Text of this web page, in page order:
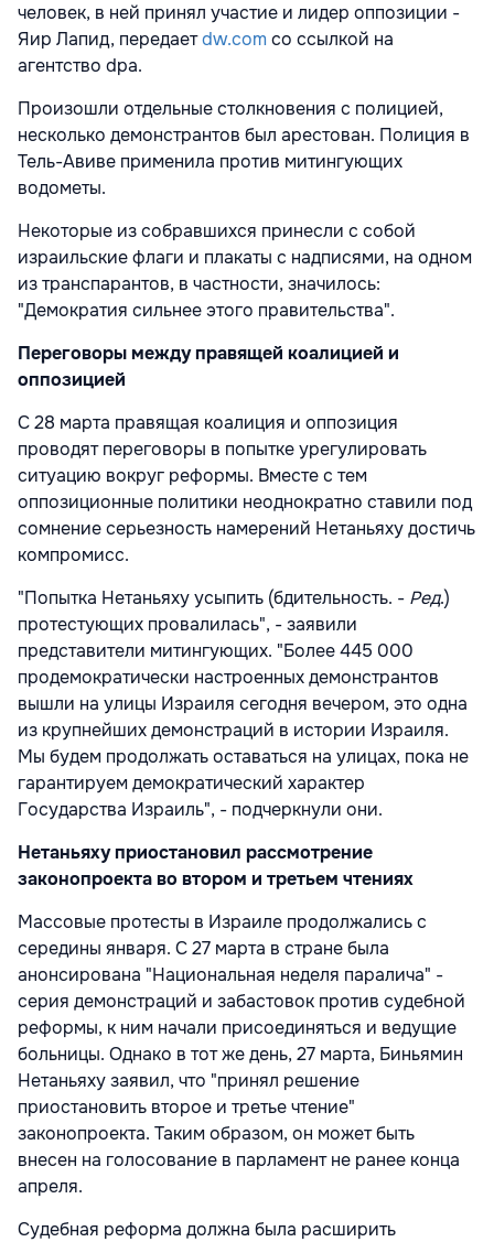
человек, в ней принял участие и лидер оппозиции -
Яир Лапид, передаетdw.com со ссылкой на
агентство dpa.
Произошли отдельные столкновения с полицией,
несколько демонстрантов был арестован. Полиция в
Тель-Авиве применила против митингующих
водометы.
Некоторые из собравшихся принесли с собой
израильские флаги и плакаты с надписями, на одном
из транспарантов, в частности, значилось:
"Демократия сильнее этого правительства".
Переговоры между правящей коалицией и
оппозицией
С 28 марта правящая коалиция и оппозиция
проводят переговоры в попытке урегулировать
ситуацию вокруг реформы. Вместе с тем
оппозиционные политики неоднократно ставили под
сомнение серьезность намерений Нетаньяху достичь
компромисс.
"Попытка Нетаньяху усыпить (бдительность. - Ред.)
протестующих провалилась", - заявили
представители митингующих. "Более 445 000
продемократически настроенных демонстрантов
вышли на улицы Израиля сегодня вечером, это одна
из крупнейших демонстраций в истории Израиля.
Мы будем продолжать оставаться на улицах, пока не
гарантируем демократический характер
Государства Израиль", - подчеркнули они.
Нетаньяху приостановил рассмотрение
законопроекта во втором и третьем чтениях
Массовые протесты в Израиле продолжались с
середины января. С 27 марта в стране была
анонсирована "Национальная неделя паралича" -
серия демонстраций и забастовок против судебной
реформы, к ним начали присоединяться и ведущие
больницы. Однако в тот же день, 27 марта, Биньямин
Нетаньяху заявил, что "принял решение
приостановить второе и третье чтение"
законопроекта. Таким образом, он может быть
внесен на голосование в парламент не ранее конца
апреля.
Судебная реформа должна была расширить